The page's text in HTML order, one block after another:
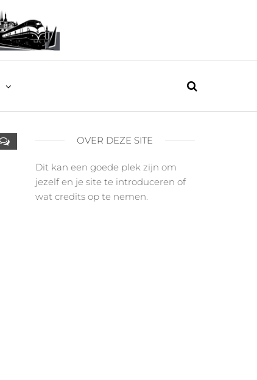
OVER DEZE SITE
Dit kan een goede plek zijn om
jezelf en je site te introduceren of
wat credits op te nemen.